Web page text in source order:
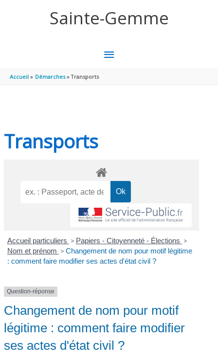
Sainte-Gemme
MENU
Accueil Démarches Transports
Transports
Accueil particuliers > Papiers - Citoyenneté - Élections >
Nom et prénom > Changement de nom pour motif légitime
: comment faire modifier ses actes d'état civil ?
Question-réponse
Changement de nom pour motif
légitime : comment faire modifier
ses actes d'état civil ?